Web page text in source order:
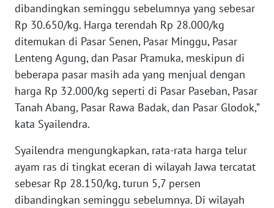
dibandingkan seminggu sebelumnya yang sebesar
Rp 30.650/kg. Harga terendah Rp 28.000/kg
ditemukan di Pasar Senen, Pasar Minggu, Pasar
Lenteng Agung, dan Pasar Pramuka, meskipun di
beberapa pasar masih ada yang menjual dengan
harga Rp 32.000/kg seperti di Pasar Paseban, Pasar
Tanah Abang, Pasar Rawa Badak, dan Pasar Glodok,”
kata Syailendra.
Syailendra mengungkapkan, rata-rata harga telur
ayam ras di tingkat eceran di wilayah Jawa tercatat
sebesar Rp 28.150/kg, turun 5,7 persen
dibandingkan seminggu sebelumnya. Di wilayah
SULTRA
WN
WN
SULTENG
WN
BABEL